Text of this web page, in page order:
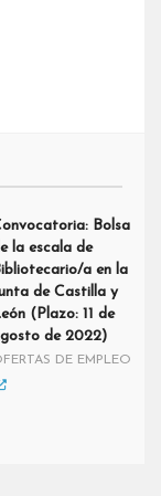
Bolsa
la escala de
a en la
de Castilla y
(Plazo: 11 de
de 2022)
DE EMPLEO